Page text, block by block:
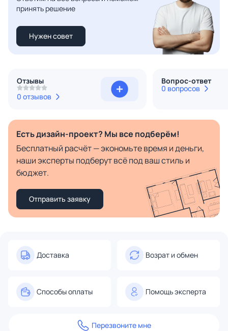
принять решение
Нужен совет
Отзывы
0 отзывов
Вопрос-ответ
0 вопросов
Есть дизайн-проект? Мы все подберём!
Бесплатный расчёт — экономьте время и деньги,
наши эксперты подберут всё под ваш стиль и
бюджет.
Отправить заявку
Доставка Возрат и обмен
Способы оплаты Помощь эксперта
Перезвоните мне